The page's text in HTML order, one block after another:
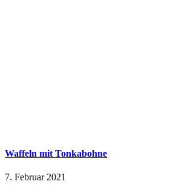
Waffeln mit Tonkabohne
7. Februar 2021